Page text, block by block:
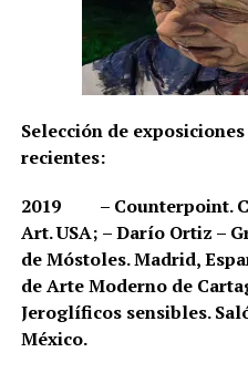
Selección de
recientes:
2019 – Counterpoint.
Art.USA; – Darío Ortiz –
de Móstoles. Madrid,
de Arte Moderno de
Jeroglíficos sensibles.
México.